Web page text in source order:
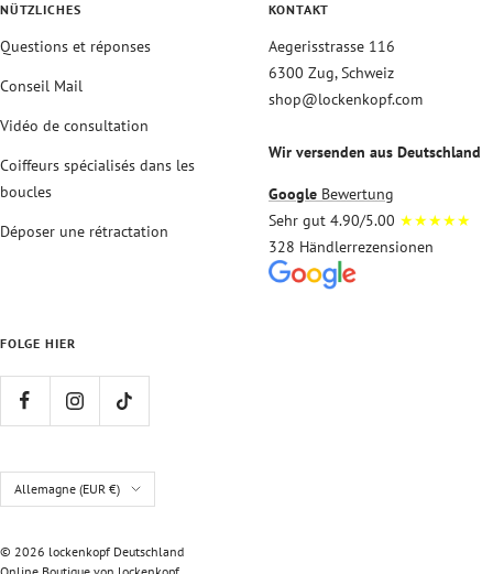
NÜTZLICHES
Questions et réponses
Conseil Mail
Vidéo de consultation
Coiffeurs spécialisés dans les
boucles
Déposer une rétractation
KONTAKT
Aegerisstrasse 116
6300 Zug, Schweiz
shop@lockenkopf.com
Wir versenden aus Deutschland
Google Bewertung
Sehr gut 4.90/5.00 ★★★★★
328 Händlerrezensionen
FOLGE HIER
Pays/région
Allemagne (EUR €)
© 2026 lockenkopf Deutschland